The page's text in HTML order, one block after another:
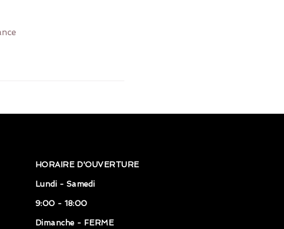
HORAIRE D'OUVERTURE
Lundi - Samedi
9:00 - 18:00
Dimanche - FERME